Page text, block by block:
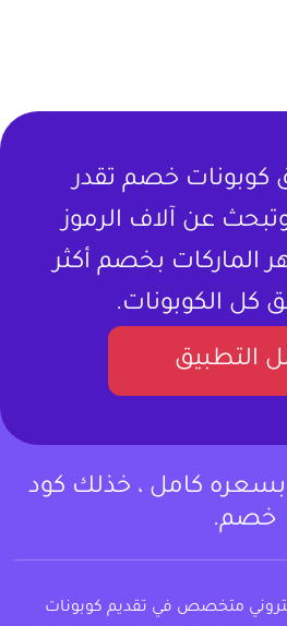
كوبونات خصم تقدر
عن آلاف الرموز
الماركات بخصم أكثر
كل الكوبونات.
التطبيق
بسعره كامل ، خذلك كود
خصم.
متخصص في تقديم كوبونات